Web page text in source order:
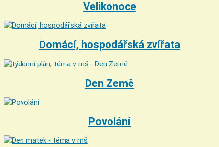
Velikonoce
Domácí, hospodářská zvířata
Den Země
Povolání